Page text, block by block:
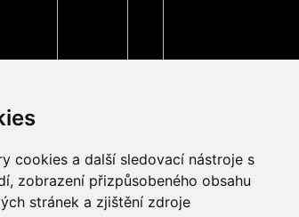
cookies a další sledovací nástroje s
zobrazení přizpůsobeného obsahu
stránek a zjištění zdroje